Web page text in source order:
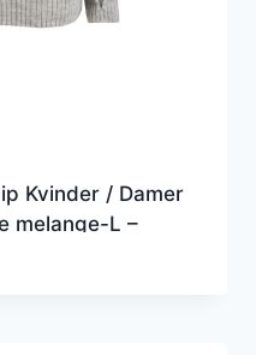
Kvinder / Damer
melange-L –